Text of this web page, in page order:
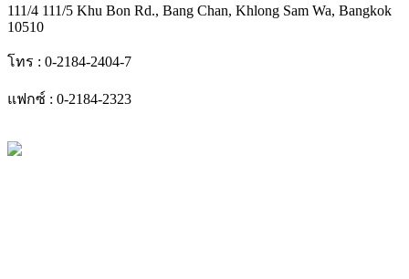
111/4 111/5 Khu Bon Rd., Bang Chan, Khlong Sam Wa, Bangkok
10510
โทร : 0-2184-2404-7
แฟกซ์ : 0-2184-2323